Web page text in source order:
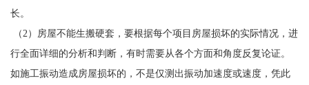
长。
（2）房屋不能生搬硬套，要根据每个项目房屋损坏的实际情况，进
行全面详细的分析和判断，有时需要从各个方面和角度反复论证。
如施工振动造成房屋损坏的，不是仅测出振动加速度或速度，凭此